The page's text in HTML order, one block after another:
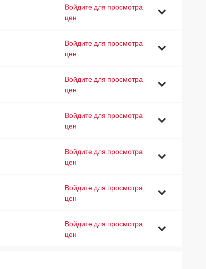
Войдите для просмотра
цен
Войдите для просмотра
цен
Войдите для просмотра
цен
Войдите для просмотра
цен
Войдите для просмотра
цен
Войдите для просмотра
цен
Войдите для просмотра
цен